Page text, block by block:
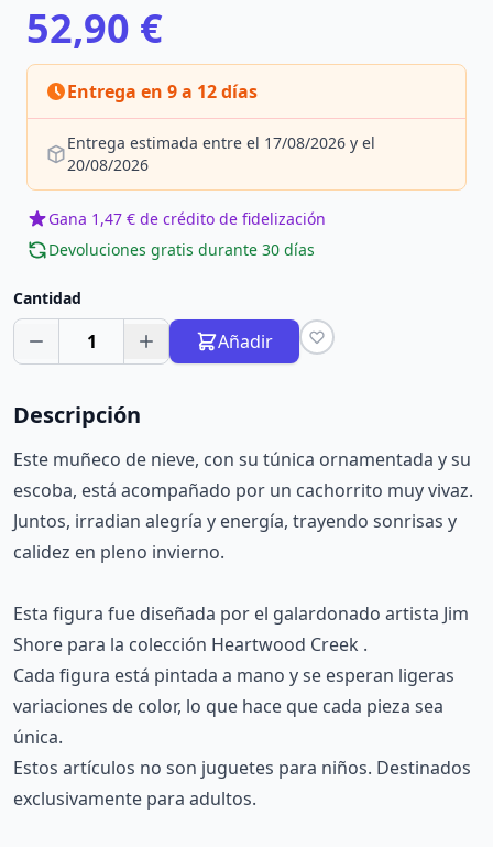
52,90 €
Entrega en 9 a 12 días
Entrega estimada entre el 17/08/2026 y el
20/08/2026
Gana 1,47 € de crédito de fidelización
Devoluciones gratis durante 30 días
Cantidad
1 Añadir
Descripción
Este muñeco de nieve, con su túnica ornamentada y su
escoba, está acompañado por un cachorrito muy vivaz.
Juntos, irradian alegría y energía, trayendo sonrisas y
calidez en pleno invierno.
Esta figura fue diseñada por el galardonado artista Jim
Shore para la colección Heartwood Creek .
Cada figura está pintada a mano y se esperan ligeras
variaciones de color, lo que hace que cada pieza sea
única.
Estos artículos no son juguetes para niños. Destinados
exclusivamente para adultos.